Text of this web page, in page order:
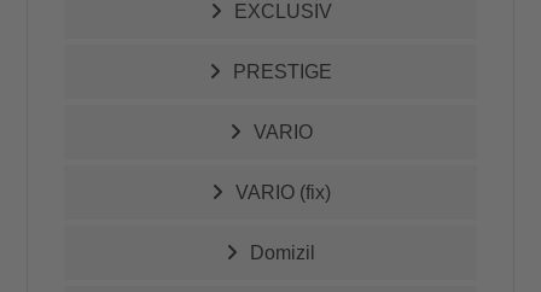
EXCLUSIV
PRESTIGE
VARIO
VARIO (fix)
Domizil